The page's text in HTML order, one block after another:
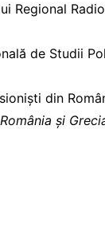
Regional
de Studii
din
și